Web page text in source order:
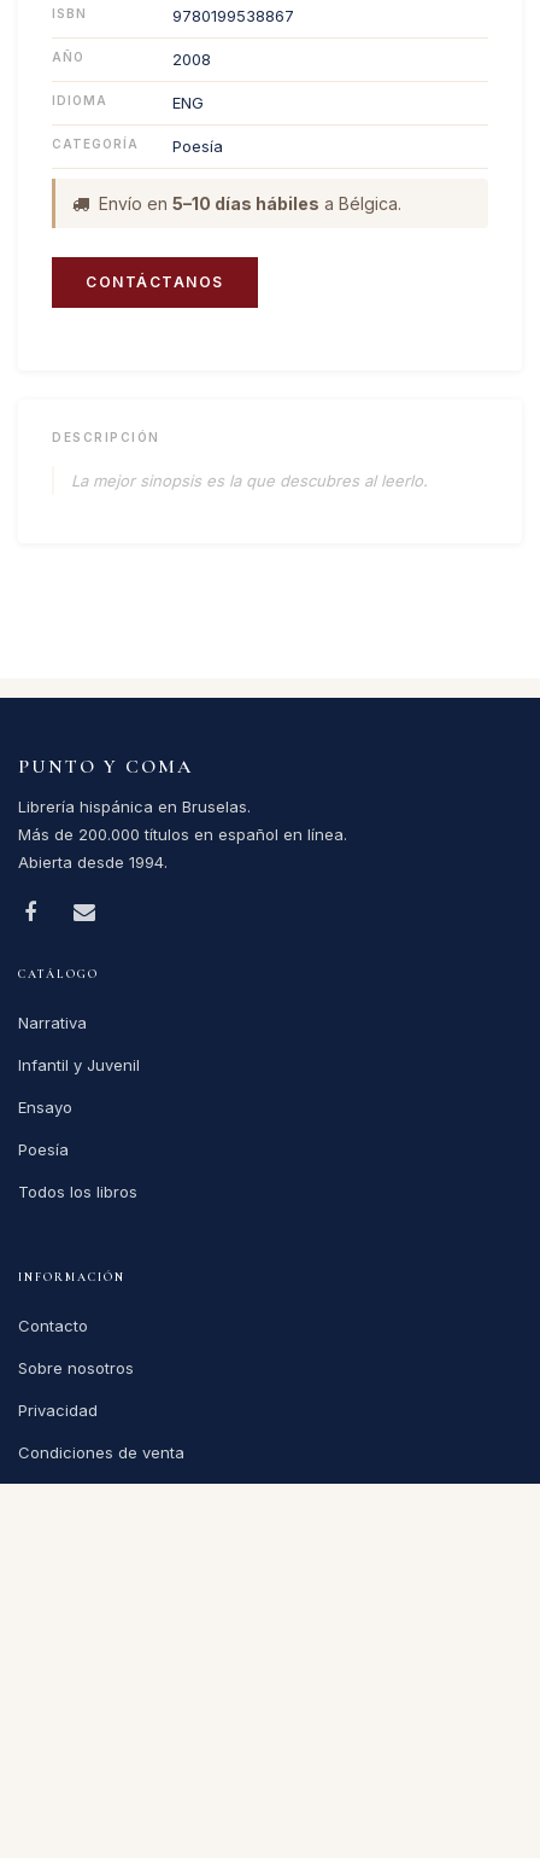
ISBN 9780199538867
AÑO 2008
IDIOMA ENG
CATEGORÍA Poesía
Envío en 5–10 días hábiles a Bélgica.
CONTÁCTANOS
DESCRIPCIÓN
La mejor sinopsis es la que descubres al leerlo.
PUNTO Y COMA
Librería hispánica en Bruselas.
Más de 200.000 títulos en español en línea.
Abierta desde 1994.
CATÁLOGO
Narrativa
Infantil y Juvenil
Ensayo
Poesía
Todos los libros
INFORMACIÓN
Contacto
Sobre nosotros
Privacidad
Condiciones de venta